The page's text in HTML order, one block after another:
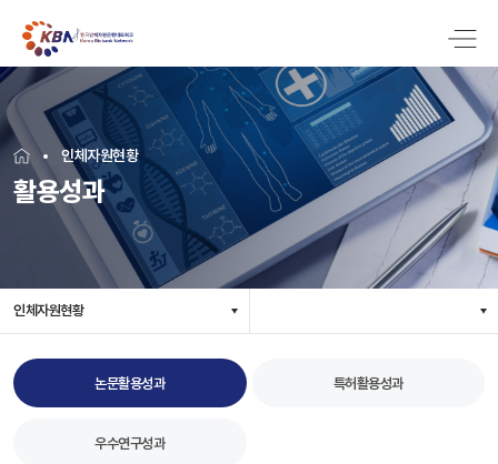
인체자원현황
활용성과
인체자원현황
논문활용성과 특허활용성과
우수연구성과